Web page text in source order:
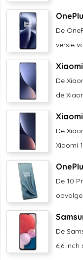
De
versie
Xiaomi
De
de
De
Xiaomi
De 10
De
6,6